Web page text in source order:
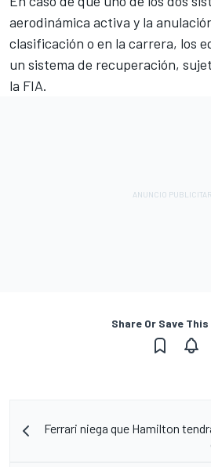
aerodinámica activa y la
clasificación o en la carrera, los
un sistema de recuperación,
la FIA.
Share Or Save
Ferrari niega que Hamilton